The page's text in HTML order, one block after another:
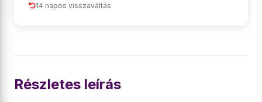
14 napos visszaváltás
Részletes leírás